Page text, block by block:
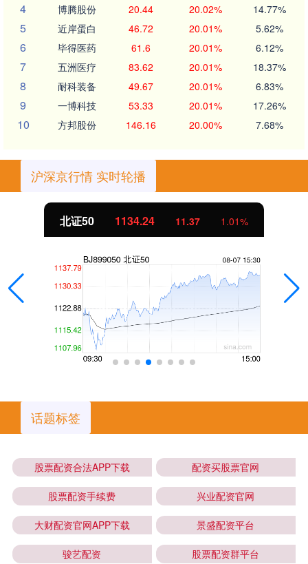
4 博腾股份 20.44 20.02% 14.77%
5 近岸蛋白 46.72 20.01% 5.62%
6 毕得医药 61.6 20.01% 6.12%
7 五洲医疗 83.62 20.01% 18.37%
8 耐科装备 49.67 20.01% 6.83%
9 一博科技 53.33 20.01% 17.26%
10 方邦股份 146.16 20.00% 7.68%
沪深京行情 实时轮播
北证50 1134.24 11.37 1.01%
话题标签
股票配资合法APP下载 配资买股票官网
股票配资手续费 兴业配资官网
大财配资官网APP下载 景盛配资平台
骏艺配资 股票配资群平台